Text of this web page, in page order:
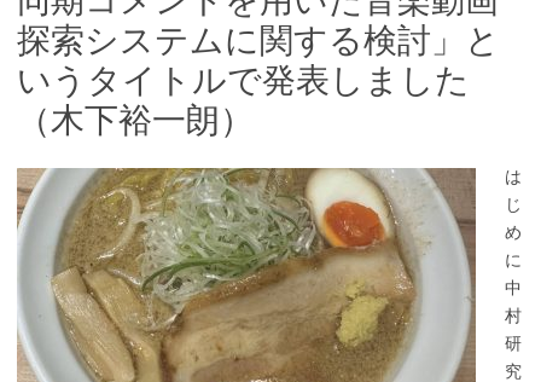
探索システムに関する検討」と
いうタイトルで発表しました
（木下裕一朗）
は
じ
め
に
中
村
研
究